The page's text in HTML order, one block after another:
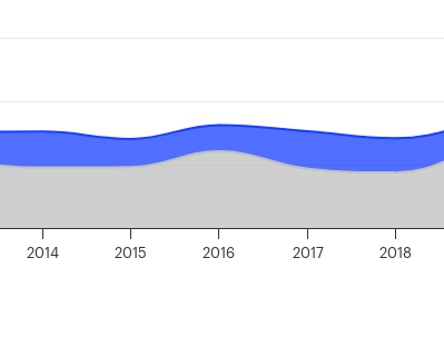
2014 2015 2016 2017 2018